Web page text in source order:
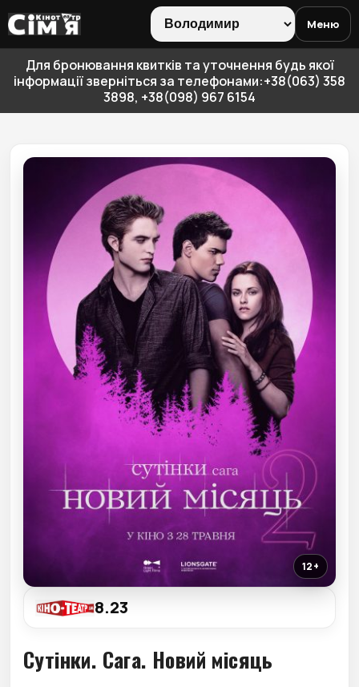
Меню
Для бронювання квитків та уточнення будь якої
інформації зверніться за телефонами:+38(063) 358
3898, +38(098) 967 6154
12+
8.23
Сутінки. Сага. Новий місяць